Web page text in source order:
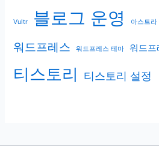
Vultr 블로그 운영 아스트라
워드프레스 워드프레스 테마 워드프
티스토리 티스토리 설정